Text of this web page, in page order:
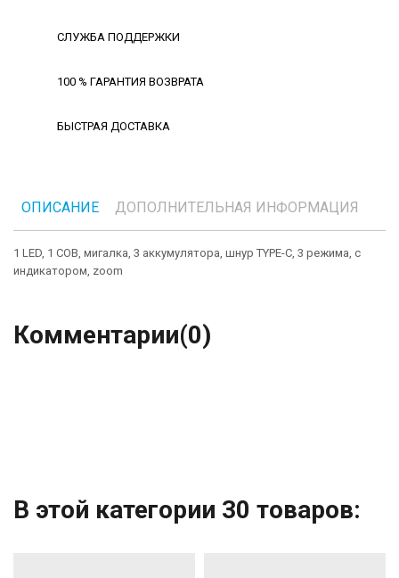
СЛУЖБА ПОДДЕРЖКИ
100 % ГАРАНТИЯ ВОЗВРАТА
БЫСТРАЯ ДОСТАВКА
ОПИСАНИЕ ДОПОЛНИТЕЛЬНАЯ ИНФОРМАЦИЯ
1 LED, 1 COB, мигалка, 3 аккумулятора, шнур TYPE-C, 3 режима, с
индикатором, zoom
Комментарии(0)
В этой категории 30 товаров: